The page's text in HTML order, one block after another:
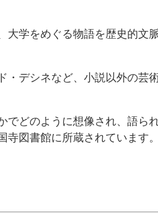
学をめぐる物語を歴史的文
デシネなど、小説以外の芸
どのように想像され、語ら
図書館に所蔵されています。